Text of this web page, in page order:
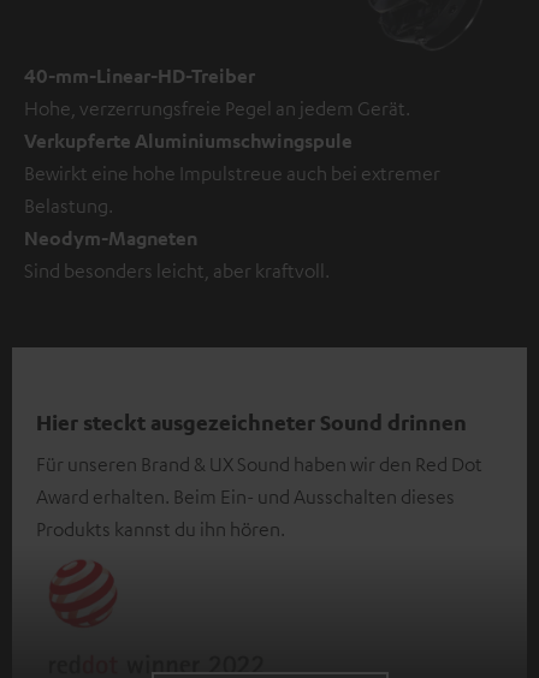
40-mm-Linear-HD-Treiber
Hohe, verzerrungsfreie Pegel an jedem Gerät.
Verkupferte Aluminiumschwingspule
Bewirkt eine hohe Impulstreue auch bei extremer
Belastung.
Neodym-Magneten
Sind besonders leicht, aber kraftvoll.
Hier steckt ausgezeichneter Sound drinnen
Für unseren Brand & UX Sound haben wir den Red Dot
Award erhalten. Beim Ein- und Ausschalten dieses
Produkts kannst du ihn hören.